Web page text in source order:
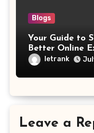
Blogs
Your Guide to
Better Online
letrank
Leave a